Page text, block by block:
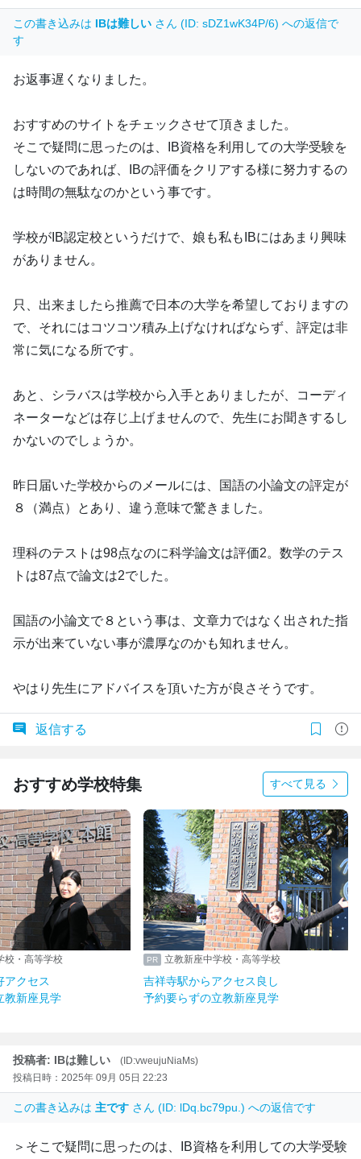
この書き込みは IBは難しい さん (ID: sDZ1wK34P/6) への返信で
す
お返事遅くなりました。
おすすめのサイトをチェックさせて頂きました。
そこで疑問に思ったのは、IB資格を利用しての大学受験を
しないのであれば、IBの評価をクリアする様に努力するの
は時間の無駄なのかという事です。
学校がIB認定校というだけで、娘も私もIBにはあまり興味
がありません。
只、出来ましたら推薦で日本の大学を希望しておりますの
で、それにはコツコツ積み上げなければならず、評定は非
常に気になる所です。
あと、シラバスは学校から入手とありましたが、コーディ
ネーターなどは存じ上げませんので、先生にお聞きするし
かないのでしょうか。
昨日届いた学校からのメールには、国語の小論文の評定が
８（満点）とあり、違う意味で驚きました。
理科のテストは98点なのに科学論文は評価2。数学のテス
トは87点で論文は2でした。
国語の小論文で８という事は、文章力ではなく出された指
示が出来ていない事が濃厚なのかも知れません。
やはり先生にアドバイスを頂いた方が良さそうです。
返信する
おすすめ学校特集 すべて見る
校・高等学校
アクセス
教新座見学
立教新座中学校・高等学校
吉祥寺駅からアクセス良し
予約要らずの立教新座見学
投稿者: IBは難しい
(ID:vweujuNiaMs)
投稿日時：2025年 09月 05日 22:23
この書き込みは 主です さん (ID: lDq.bc79pu.) への返信です
＞そこで疑問に思ったのは、IB資格を利用しての大学受験